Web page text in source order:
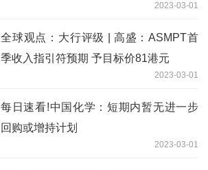
2023-03-01
全球观点：大行评级 | 高盛：ASMPT首
季收入指引符预期 予目标价81港元
2023-03-01
每日速看!中国化学：短期内暂无进一步
回购或增持计划
2023-03-01